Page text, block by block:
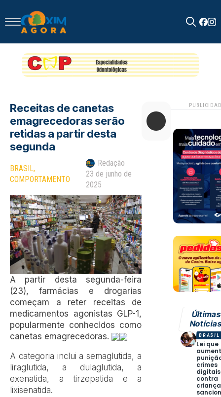
for:
Receitas de canetas
emagrecedoras serão
retidas a partir desta
segunda
BRASIL
COMPORTAMENTO
Redação
23 de junho de
2025
A partir desta segunda-feira
(23), farmácias e drogarias
começam a reter receitas de
medicamentos agonistas GLP-1,
popularmente conhecidos como
canetas emagrecedoras.
A categoria inclui a semaglutida, a
liraglutida, a dulaglutida, a
exenatida, a tirzepatida e a
lixisenatida.
Lei que
crimes
digitais
contra
BRASIL